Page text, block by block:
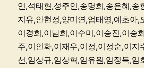
연,석태현,성주인,송명희,송은혜,송
지유,안현정,양미연,엄태영,예초아,
이경희,이남희,이수미,이승진,이승
주,이인화,이재우,이정,이정순,이지
선,임상규,임상혁,임유원,임정득,임